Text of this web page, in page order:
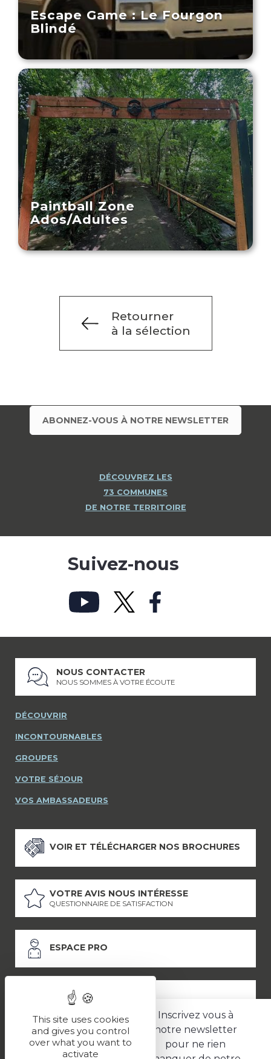
Escape Game : Le Fourgon
Blindé
Paintball Zone
Ados/Adultes
Retourner
à la sélection
Inscrivez vous à
notre newsletter
pour ne rien
ABONNEZ-VOUS À NOTRE NEWSLETTER
DÉCOUVREZ LES
73 COMMUNES
DE NOTRE TERRITOIRE
Suivez-nous
NOUS CONTACTER
NOUS SOMMES À VOTRE ÉCOUTE
DÉCOUVRIR
INCONTOURNABLES
GROUPES
VOTRE SÉJOUR
VOS AMBASSADEURS
VOIR ET TÉLÉCHARGER NOS BROCHURES
VOTRE AVIS NOUS INTÉRESSE
QUESTIONNAIRE DE SATISFACTION
ESPACE PRO
ESPACE PRESSE
LES PARTENAIRES
This site uses cookies
and gives you control
over what you want to
activate